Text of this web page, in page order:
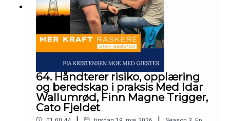
64. Håndterer risiko, opplæring
og beredskap i praksis Med Idar
Wallumrød, Finn Magne Trigger,
Cato Fjeldet